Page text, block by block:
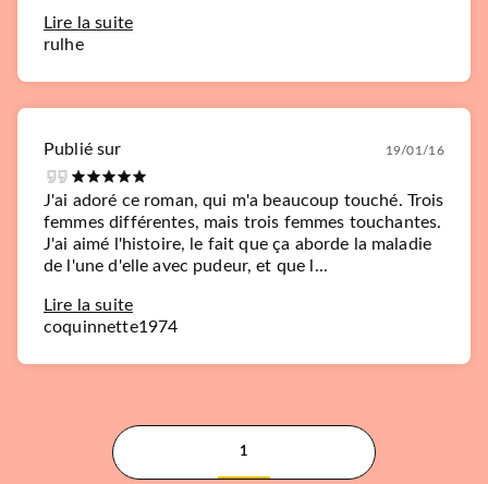
Lire la suite
rulhe
Publié sur 19/01/16
J'ai adoré ce roman, qui m'a beaucoup touché. Trois
femmes différentes, mais trois femmes touchantes.
J'ai aimé l'histoire, le fait que ça aborde la maladie
de l'une d'elle avec pudeur, et que l...
Lire la suite
coquinnette1974
1